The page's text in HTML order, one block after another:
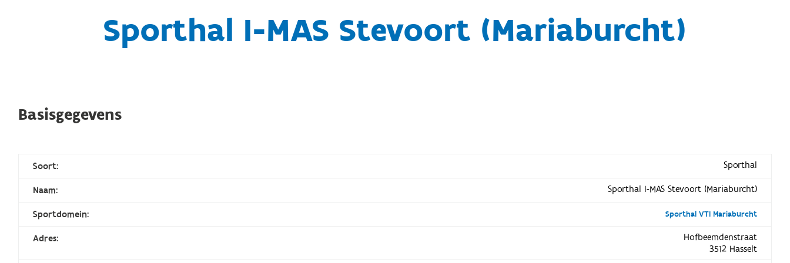
Sporthal I-MAS Stevoort (Mariaburcht)
Basisgegevens
Soort: Sporthal
Naam: Sporthal I-MAS Stevoort (Mariaburcht)
Sportdomein: Sporthal VTI Mariaburcht
Adres:
Hofbeemdenstraat
3512 Hasselt